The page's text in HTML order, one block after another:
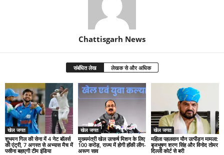
Chattisgarh News
संबंधित लेख लेखक से और अधिक
खेल जगत
शुभमन गिल की सेना में 4 नेट बॉलर्स
की एंट्री, 7 अगस्त से अभ्यास मैच में
पसीना बहाएगी टीम इंडिया
खेल जगत
मुख्यमंत्री खेल उत्कर्ष मिशन के लिए
100 करोड़, राज्य में होगी हॉकी लीग-
अरूण साव
खेल जगत
महिला पहलवान यौन उत्पीड़न मामला:
बृजभूषण शरण सिंह और विनोद तोमर
दिल्ली कोर्ट से बरी